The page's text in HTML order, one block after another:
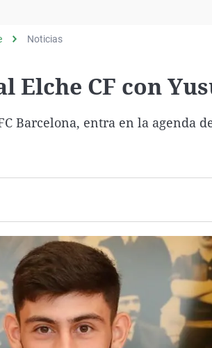
Noticias
Elche CF con
Barcelona, entra en la agenda